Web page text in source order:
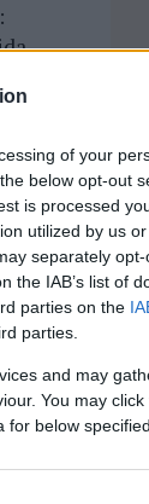
of your
below opt-out
is processed
utilized by us
separately
the IAB’s list of
parties on the
parties.
and may
You may
for below
e
dal
in